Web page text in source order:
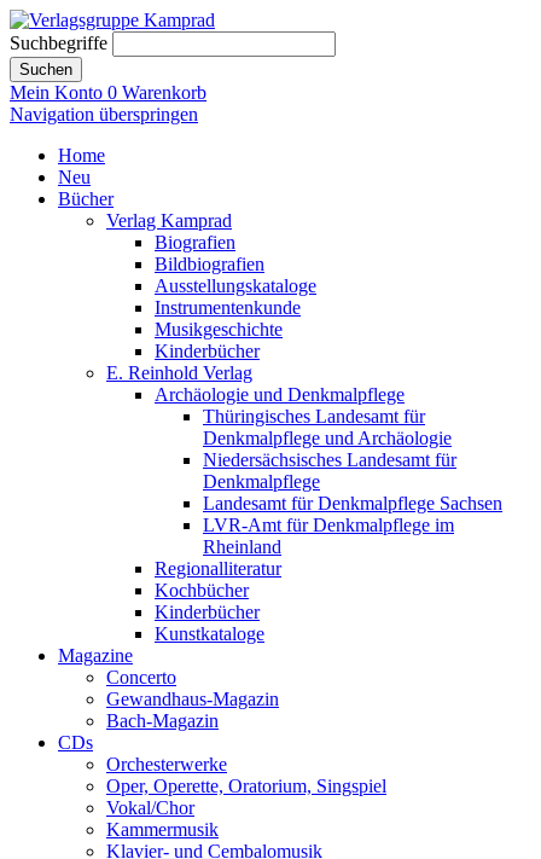
Suchbegriffe
Suchen
Mein Konto 0 Warenkorb
Navigation überspringen
Home
Neu
Bücher
Verlag Kamprad
Biografien
Bildbiografien
Ausstellungskataloge
Instrumentenkunde
Musikgeschichte
Kinderbücher
E. Reinhold Verlag
Archäologie und Denkmalpflege
Thüringisches Landesamt für
Denkmalpflege und Archäologie
Niedersächsisches Landesamt für
Denkmalpflege
Landesamt für Denkmalpflege Sachsen
LVR-Amt für Denkmalpflege im
Rheinland
Regionalliteratur
Kochbücher
Kinderbücher
Kunstkataloge
Magazine
Concerto
Gewandhaus-Magazin
Bach-Magazin
CDs
Orchesterwerke
Oper, Operette, Oratorium, Singspiel
Vokal/Chor
Kammermusik
Klavier- und Cembalomusik